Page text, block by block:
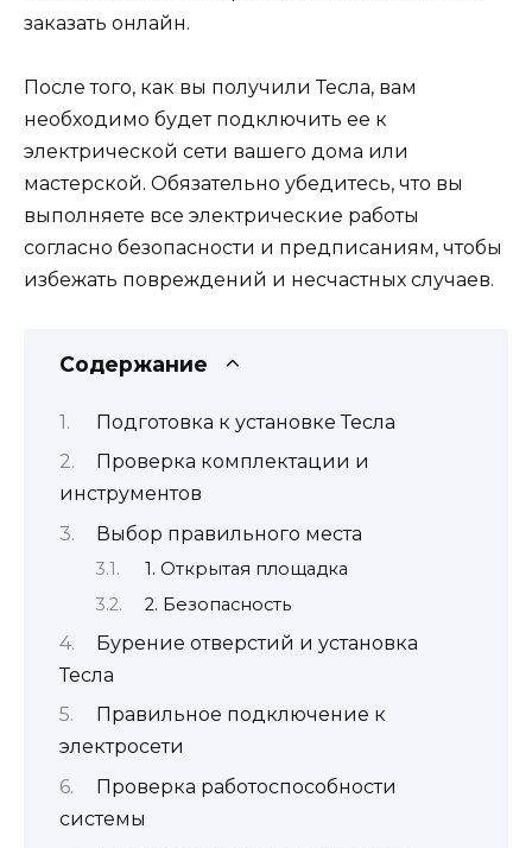
заказать онлайн.
После того, как вы получили Тесла, вам
необходимо будет подключить ее к
электрической сети вашего дома или
мастерской. Обязательно убедитесь, что вы
выполняете все электрические работы
согласно безопасности и предписаниям, чтобы
избежать повреждений и несчастных случаев.
Содержание
Подготовка к установке Тесла
Проверка комплектации и
инструментов
Выбор правильного места
1. Открытая площадка
2. Безопасность
Бурение отверстий и установка
Тесла
Правильное подключение к
электросети
Проверка работоспособности
системы